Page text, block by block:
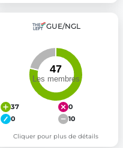
GUE/NGL
37
0
0
10
Cliquer pour plus de détails